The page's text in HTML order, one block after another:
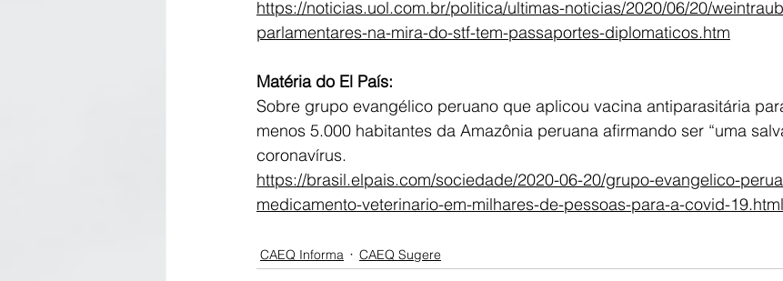
https://noticias.uol.com.br/politica/ultimas-noticias/2020/06/20/
parlamentares-na-mira-do-stf-tem-passaportes-diplomaticos.htm
Matéria do El País:
Sobre grupo evangélico peruano que aplicou vacina antiparasitária
menos 5.000 habitantes da Amazônia peruana afirmando ser “uma
coronavírus.
https://brasil.elpais.com/sociedade/2020-06-20/grupo-evangelico-
medicamento-veterinario-em-milhares-de-pessoas-para-a-covid-19.html
CAEQ Informa CAEQ Sugere